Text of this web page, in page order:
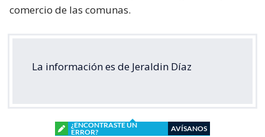
comercio de las comunas.
La información es de Jeraldin Díaz
¿ENCONTRASTE UN
ERROR?
AVÍSANOS